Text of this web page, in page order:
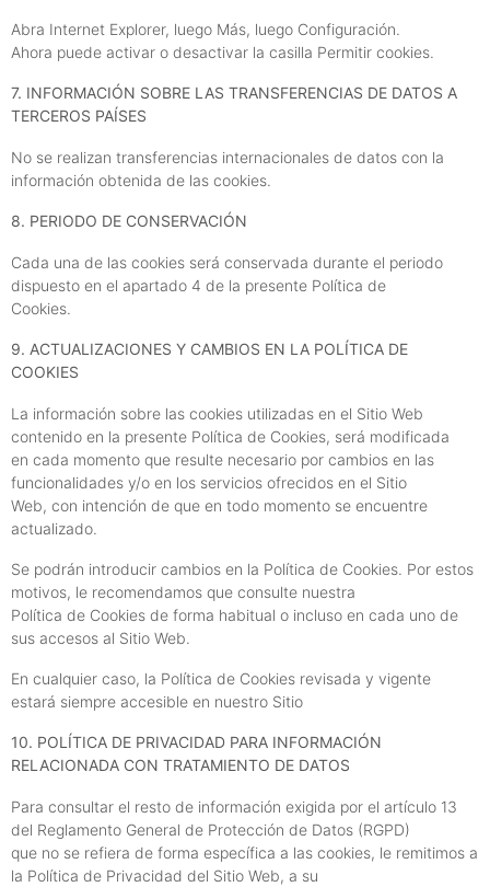
Abra Internet Explorer, luego Más, luego Configuración.
Ahora puede activar o desactivar la casilla Permitir cookies.
7. INFORMACIÓN SOBRE LAS TRANSFERENCIAS DE DATOS A
TERCEROS PAÍSES
No se realizan transferencias internacionales de datos con la
información obtenida de las cookies.
8. PERIODO DE CONSERVACIÓN
Cada una de las cookies será conservada durante el periodo
dispuesto en el apartado 4 de la presente Política de
Cookies.
9. ACTUALIZACIONES Y CAMBIOS EN LA POLÍTICA DE
COOKIES
La información sobre las cookies utilizadas en el Sitio Web
contenido en la presente Política de Cookies, será modificada
en cada momento que resulte necesario por cambios en las
funcionalidades y/o en los servicios ofrecidos en el Sitio
Web, con intención de que en todo momento se encuentre
actualizado.
Se podrán introducir cambios en la Política de Cookies. Por estos
motivos, le recomendamos que consulte nuestra
Política de Cookies de forma habitual o incluso en cada uno de
sus accesos al Sitio Web.
En cualquier caso, la Política de Cookies revisada y vigente
estará siempre accesible en nuestro Sitio
10. POLÍTICA DE PRIVACIDAD PARA INFORMACIÓN
RELACIONADA CON TRATAMIENTO DE DATOS
Para consultar el resto de información exigida por el artículo 13
del Reglamento General de Protección de Datos (RGPD)
que no se refiera de forma específica a las cookies, le remitimos a
la Política de Privacidad del Sitio Web, a su